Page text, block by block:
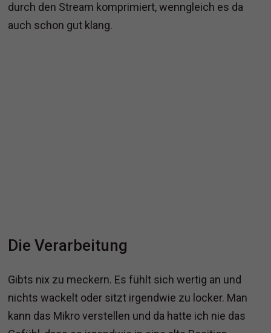
durch den Stream komprimiert, wenngleich es da
auch schon gut klang.
Die Verarbeitung
Gibts nix zu meckern. Es fühlt sich wertig an und
nichts wackelt oder sitzt irgendwie zu locker. Man
kann das Mikro verstellen und da hatte ich nie das